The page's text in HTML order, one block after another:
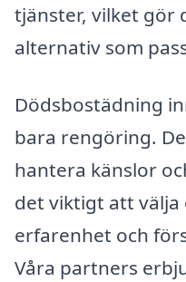
tjänster, vilket gör
alternativ som
Dödsbostädning
bara rengöring.
hantera känslor
det viktigt att
erfarenhet och
Våra partners